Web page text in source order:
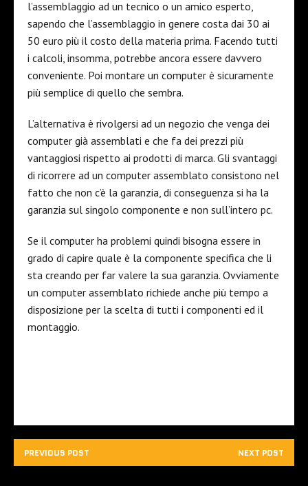
l’assemblaggio ad un tecnico o un amico esperto,
sapendo che l’assemblaggio in genere costa dai 30 ai
50 euro più il costo della materia prima. Facendo tutti
i calcoli, insomma, potrebbe ancora essere davvero
conveniente. Poi montare un computer è sicuramente
più semplice di quello che sembra.
L’alternativa è rivolgersi ad un negozio che venga dei
computer già assemblati e che fa dei prezzi più
vantaggiosi rispetto ai prodotti di marca. Gli svantaggi
di ricorrere ad un computer assemblato consistono nel
fatto che non c’è la garanzia, di conseguenza si ha la
garanzia sul singolo componente e non sull’intero pc.
Se il computer ha problemi quindi bisogna essere in
grado di capire quale è la componente specifica che li
sta creando per far valere la sua garanzia. Ovviamente
un computer assemblato richiede anche più tempo a
disposizione per la scelta di tutti i componenti ed il
montaggio.
PREVIOUS POST NEXT POST